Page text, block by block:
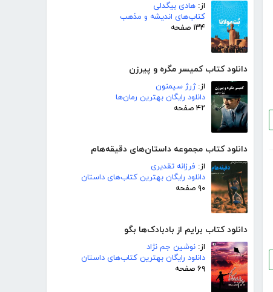
از: هادی بیگدلی
کتاب‌های اندیشه و مذهب
۱۳۴ صفحه
دانلود کتاب کمیسر مگره و پیرزن
از:ژرژ سیمنون
دانلود رایگان بهترین رمان‌ها
۴۲ صفحه
دانلود کتاب مجموعه داستان‌های دقیقه‌هام
از: فرزانه تقدیری
دانلود رایگان بهترین کتاب‌های داستان
۹۰ صفحه
دانلود کتاب برایم از بادبادک‌ها بگو
از: نوشین جم نژاد
دانلود رایگان بهترین کتاب‌های داستان
۶۹ صفحه